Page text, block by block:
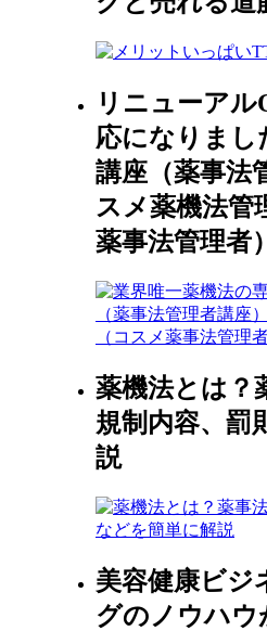
リニューアル
応になりまし
講座（薬事法
スメ薬機法管
薬事法管理者）
薬機法とは？
規制内容、罰
説
美容健康ビジ
グのノウハウ